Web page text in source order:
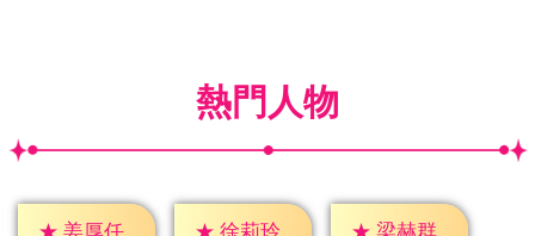
熱門人物
★ 姜厚任 ★ 徐莉玲 ★ 梁赫群